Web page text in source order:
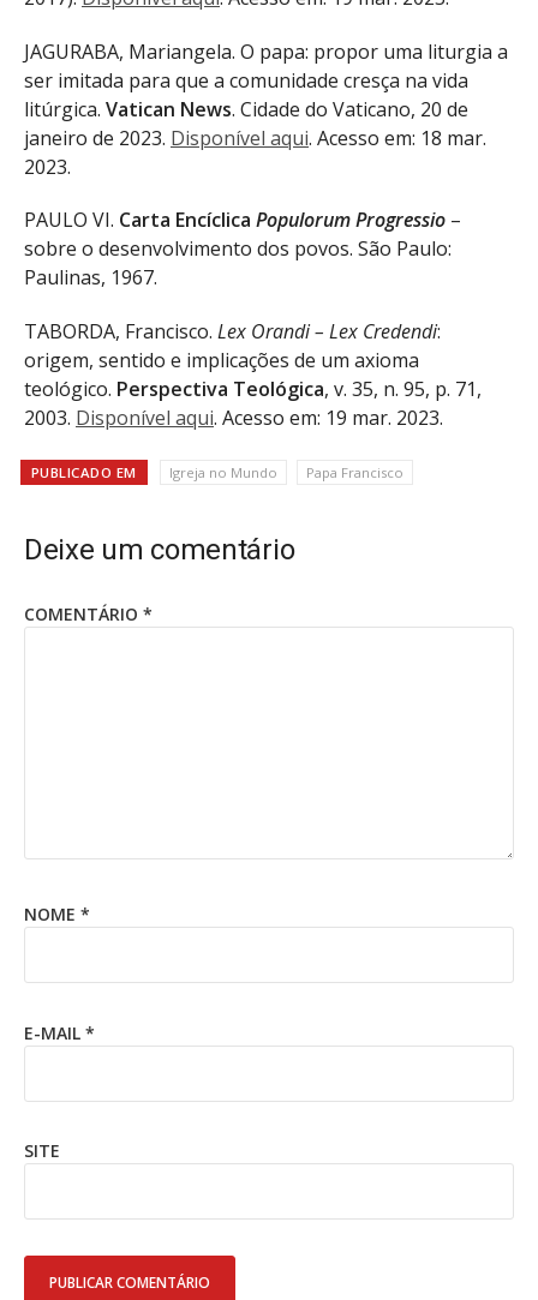
JAGURABA, Mariangela. O papa: propor uma liturgia a
ser imitada para que a comunidade cresça na vida
litúrgica. Vatican News. Cidade do Vaticano, 20 de
janeiro de 2023. Disponível aqui. Acesso em: 18 mar.
2023.
PAULO VI. Carta Encíclica Populorum Progressio –
sobre o desenvolvimento dos povos. São Paulo:
Paulinas, 1967.
TABORDA, Francisco. Lex Orandi – Lex Credendi:
origem, sentido e implicações de um axioma
teológico. Perspectiva Teológica, v. 35, n. 95, p. 71,
2003. Disponível aqui. Acesso em: 19 mar. 2023.
PUBLICADO EM Igreja no Mundo Papa Francisco
Deixe um comentário
COMENTÁRIO *
NOME *
E-MAIL *
SITE